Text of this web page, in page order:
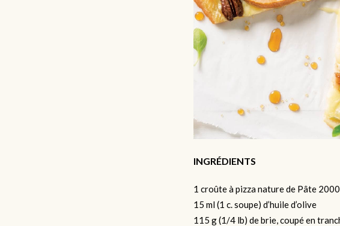
INGRÉDIENTS
1 croûte à pizza nature de Pâte 2000
15 ml (1 c. soupe) d’huile d’olive
115 g (1/4 lb) de brie, coupé en